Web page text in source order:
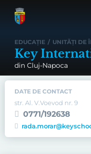
EDUCAȚIE / UNITĂȚI DE
Key
din Cluj-Napoca
DATE DE CONTACT
str. Al. V.Voevod nr. 9
0771/192638